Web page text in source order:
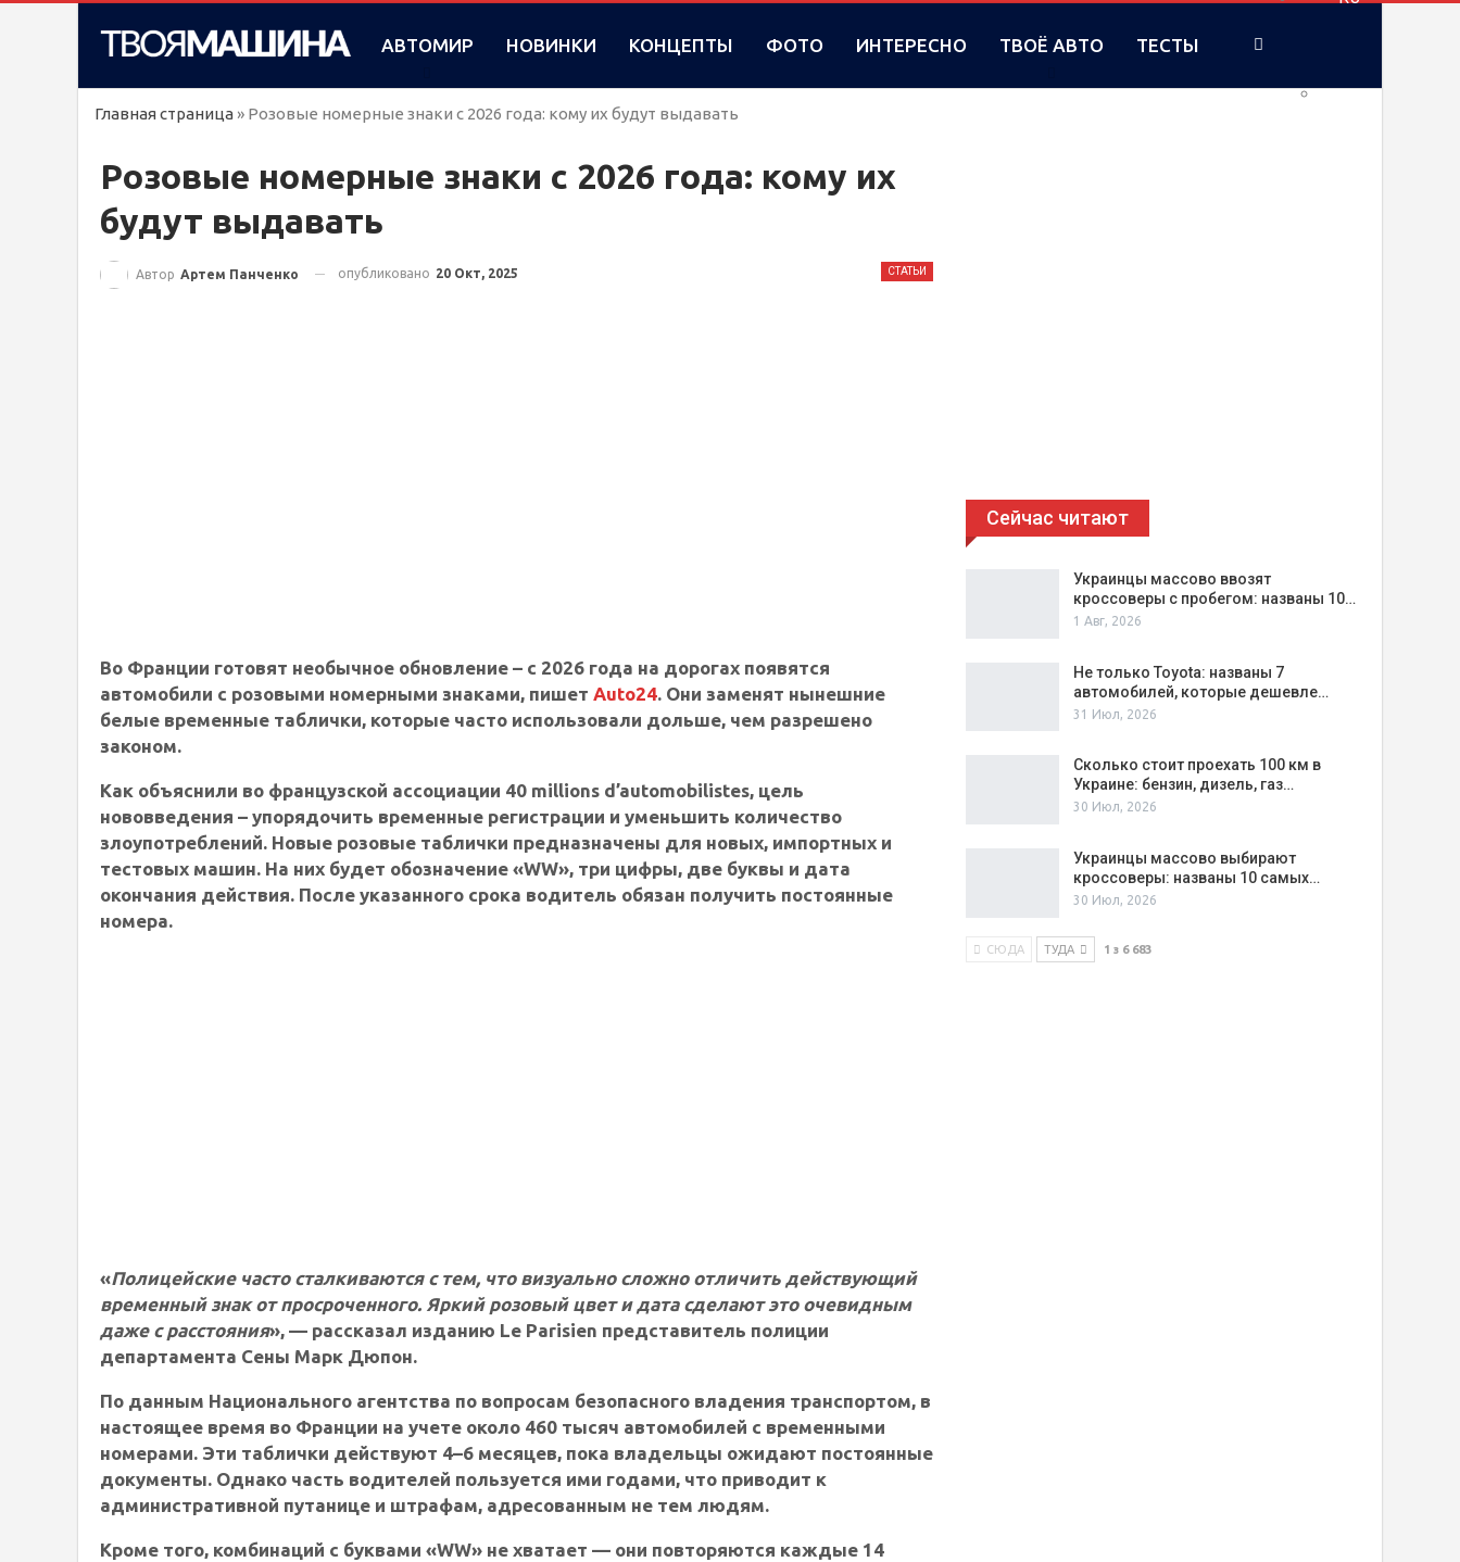
UA
АВТОМИР НОВИНКИ КОНЦЕПТЫ ФОТО ИНТЕРЕСНО ТВОЁ АВТО ТЕСТЫ
Главная страница » Розовые номерные знаки с 2026 года: кому их будут выдавать
Розовые номерные знаки с 2026 года: кому их
будут выдавать
СТАТЬИ
Автор Артем Панченко опубликовано 20 Окт, 2025
Во Франции готовят необычное обновление – с 2026 года на дорогах появятся
автомобили с розовыми номерными знаками, пишет Auto24. Они заменят нынешние
белые временные таблички, которые часто использовали дольше, чем разрешено
законом.
Как объяснили во французской ассоциации 40 millions d’automobilistes, цель
нововведения – упорядочить временные регистрации и уменьшить количество
злоупотреблений. Новые розовые таблички предназначены для новых, импортных и
тестовых машин. На них будет обозначение «WW», три цифры, две буквы и дата
окончания действия. После указанного срока водитель обязан получить постоянные
номера.
«Полицейские часто сталкиваются с тем, что визуально сложно отличить действующий
временный знак от просроченного. Яркий розовый цвет и дата сделают это очевидным
даже с расстояния», — рассказал изданию Le Parisien представитель полиции
департамента Сены Марк Дюпон.
По данным Национального агентства по вопросам безопасного владения транспортом, в
настоящее время во Франции на учете около 460 тысяч автомобилей с временными
номерами. Эти таблички действуют 4–6 месяцев, пока владельцы ожидают постоянные
документы. Однако часть водителей пользуется ими годами, что приводит к
административной путанице и штрафам, адресованным не тем людям.
Кроме того, комбинаций с буквами «WW» не хватает — они повторяются каждые 14
Сейчас читают
Украинцы массово ввозят
кроссоверы с пробегом: названы 10…
1 Авг, 2026
Не только Toyota: названы 7
автомобилей, которые дешевле…
31 Июл, 2026
Сколько стоит проехать 100 км в
Украине: бензин, дизель, газ…
30 Июл, 2026
Украинцы массово выбирают
кроссоверы: названы 10 самых…
30 Июл, 2026
СЮДА ТУДА 1 з 6 683